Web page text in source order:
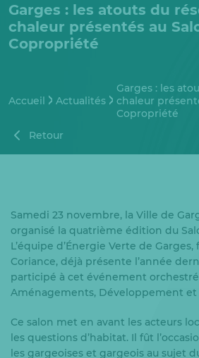
Garges : les atouts du
chaleur présentés au
Copropriété
Accueil Actualités
Garges : les
chaleur
Copropriété
Retour
Samedi 23 novembre, la Ville de
organisé la quatrième édition du
L’équipe d’Énergie Verte de
Coriance, déjà présente l’année
participé à cet événement
Aménagements, Développement et
Ce salon met en avant les acteurs
les questions d’habitat. Il fût
les gargeoises et gargeois au sujet